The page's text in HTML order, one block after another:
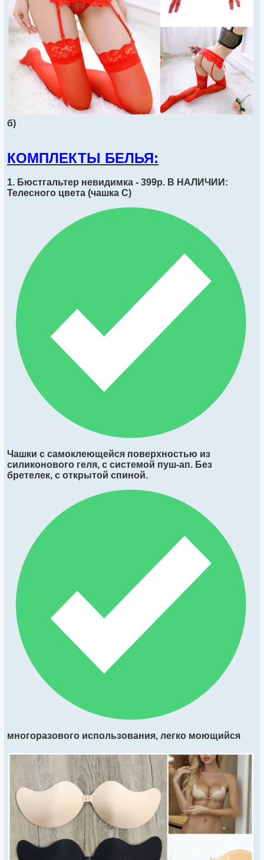
б)
КОМПЛЕКТЫ БЕЛЬЯ:
1. Бюстгальтер невидимка - 399р. В НАЛИЧИИ:
Телесного цвета (чашка C)
Чашки с самоклеющейся поверхностью из
силиконового геля, с системой пуш-ап. Без
бретелек, с открытой спиной.
многоразового использования, легко моющийся